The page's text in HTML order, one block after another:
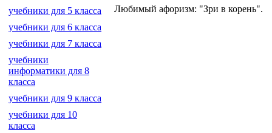
учебники для 5 класса
учебники для 6 класса
учебники для 7 класса
учебники
информатики для 8
класса
учебники для 9 класса
учебники для 10
класса
Любимый афоризм: "Зри в корень".